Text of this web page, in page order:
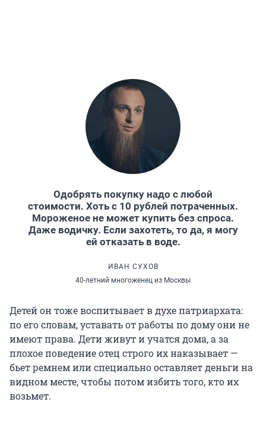
Одобрять покупку надо с любой
стоимости. Хоть с 10 рублей потраченных.
Мороженое не может купить без спроса.
Даже водичку. Если захотеть, то да, я могу
ей отказать в воде.
ИВАН СУХОВ
40-летний многоженец из Москвы
Детей он тоже воспитывает в духе патриархата:
по его словам, уставать от работы по дому они не
имеют права. Дети живут и учатся дома, а за
плохое поведение отец строго их наказывает —
бьет ремнем или специально оставляет деньги на
видном месте, чтобы потом избить того, кто их
возьмет.